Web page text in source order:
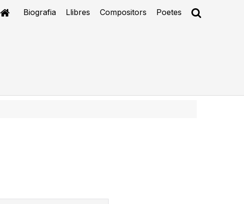
Biografia Llibres Compositors Poetes